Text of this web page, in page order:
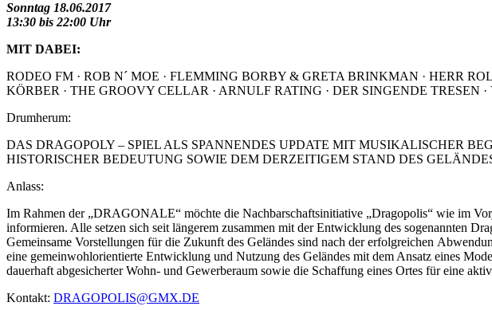
Sonntag 18.06.2017
13:30 bis 22:00 Uhr
MIT DABEI:
RODEO FM · ROB N´ MOE · FLEMMING BORBY & GRETA BRINKMAN · HERR
KÖRBER · THE GROOVY CELLAR · ARNULF RATING · DER SINGENDE
Drumherum:
DAS DRAGOPOLY – SPIEL ALS SPANNENDES UPDATE MIT MUSIKALISCHER
HISTORISCHER BEDEUTUNG SOWIE DEM DERZEITIGEM STAND DES
Anlass:
Im Rahmen der „DRAGONALE“ möchte die Nachbarschaftsinitiative „Dragopolis“ wie im
informieren. Alle setzen sich seit längerem zusammen mit der Entwicklung des sogenannten
Gemeinsame Vorstellungen für die Zukunft des Geländes sind nach der erfolgreichen
eine gemeinwohlorientierte Entwicklung und Nutzung des Geländes mit dem Ansatz eines
dauerhaft abgesicherter Wohn- und Gewerberaum sowie die Schaffung eines Ortes für eine
Kontakt: DRAGOPOLIS@GMX.DE